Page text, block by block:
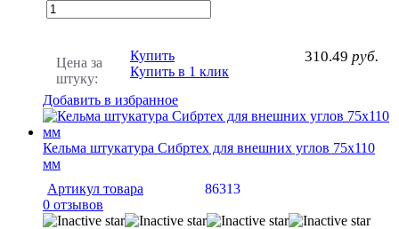
Цена за
штуку:
310.49 руб.
Купить
Купить в 1 клик
Добавить в избранное
Кельма штукатура Сибртех для внешних углов 75х110
мм
Артикул товара
86313
0 отзывов